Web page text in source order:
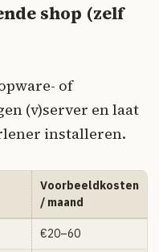
shop (zelf
of
(v)server en laat
installeren.
Voorbeeldkosten
/ maand
€20–60